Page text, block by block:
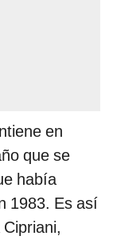
en
que se
había
1983. Es así